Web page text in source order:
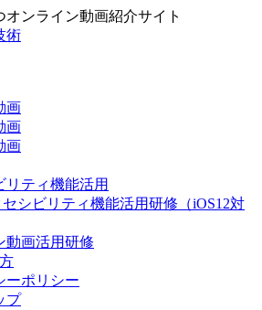
ンライン動画紹介サイト
術
画
画
画
リティ機能活用
セシビリティ機能活用研修（iOS12対
動画活用研修
ーポリシー
プ